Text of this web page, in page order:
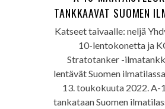
TANKKAAVAT SUOMEN
Katseet taivaalle: neljä
10-lentokonetta ja
Stratotanker -
lentävät Suomen
13. toukokuuta 2022. A-
tankataan Suomen